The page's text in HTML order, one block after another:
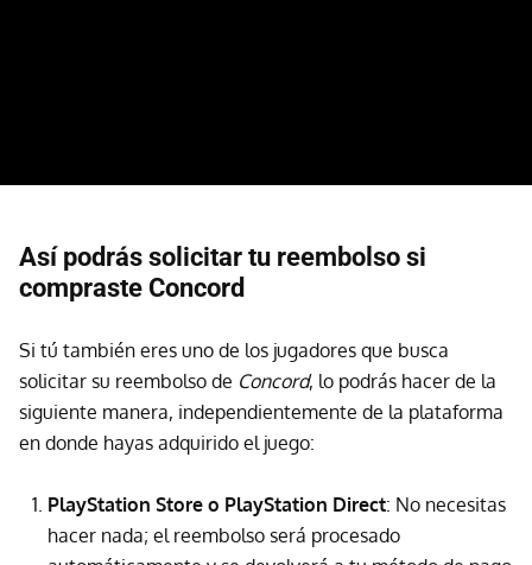
Así podrás solicitar tu reembolso si
compraste Concord
Si tú también eres uno de los jugadores que busca
solicitar su reembolso de Concord, lo podrás hacer de la
siguiente manera, independientemente de la plataforma
en donde hayas adquirido el juego:
PlayStation Store o PlayStation Direct: No necesitas
hacer nada; el reembolso será procesado